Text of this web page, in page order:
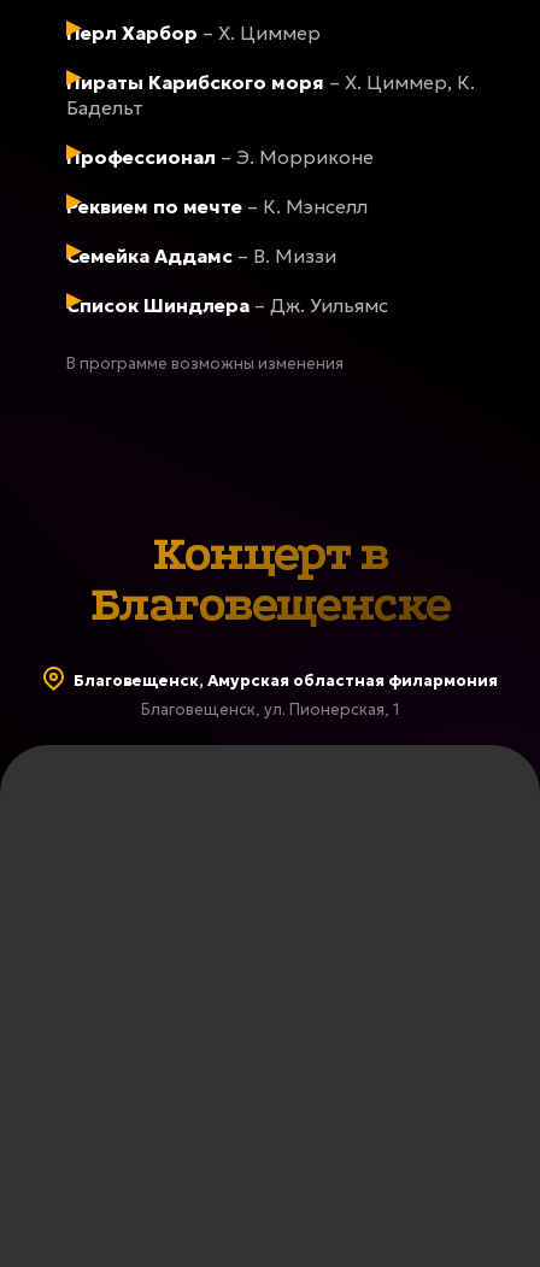
Перл Харбор – Х. Циммер
Пираты Карибского моря – Х. Циммер, К.
Бадельт
Профессионал – Э. Морриконе
Реквием по мечте – К. Мэнселл
Семейка Аддамс – В. Миззи
Список Шиндлера – Дж. Уильямс
В программе возможны изменения
Концерт в
Благовещенске
Благовещенск, Амурская областная филармония
Благовещенск, ул. Пионерская, 1